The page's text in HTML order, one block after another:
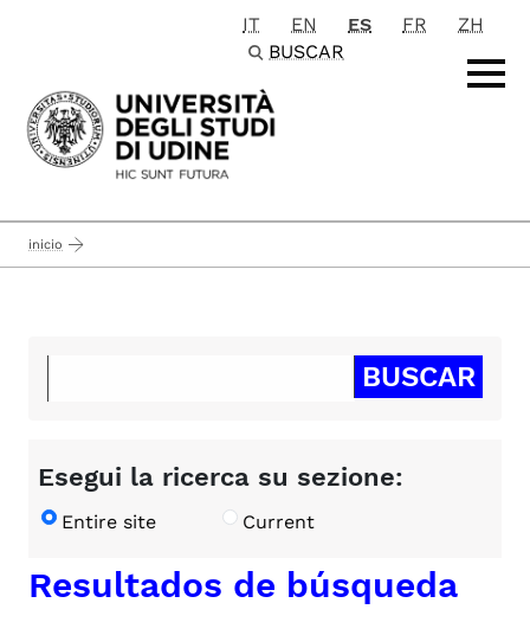
Passa al contenuto principale
IT EN ES FR
ZH
BUSCAR
inicio
Esegui la ricerca su sezione:
Entire site Current
Resultados de búsqueda